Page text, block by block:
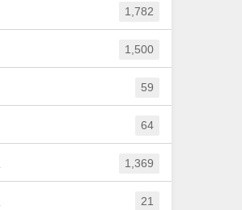
1,782
1,500
59
64
1,369
21